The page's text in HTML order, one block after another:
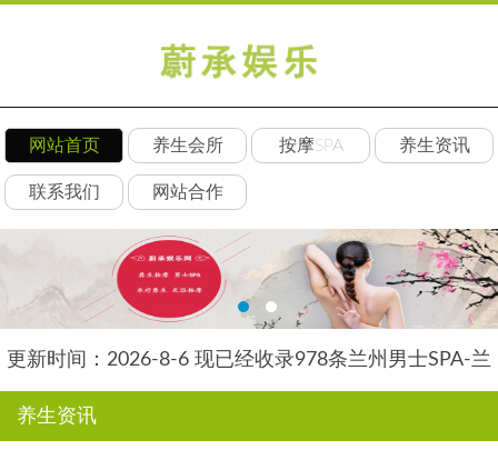
网站首页 养生会所 按摩SPA 养生资讯
联系我们 网站合作
更新时间：2026-8-6 现已经收录978条兰州男士SPA-兰
养生资讯